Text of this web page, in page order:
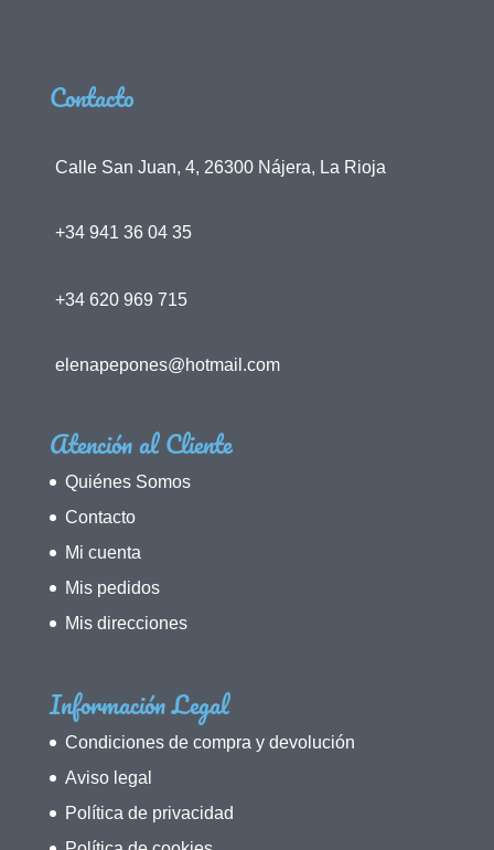
Contacto
Calle San Juan, 4, 26300 Nájera, La Rioja
+34 941 36 04 35
+34 620 969 715
elenapepones@hotmail.com
Atención al Cliente
Quiénes Somos
Contacto
Mi cuenta
Mis pedidos
Mis direcciones
Información Legal
Condiciones de compra y devolución
Aviso legal
Política de privacidad